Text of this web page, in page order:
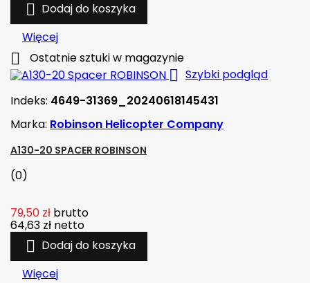
 Dodaj do koszyka
Więcej
 Ostatnie sztuki w magazynie
 Szybki podgląd
Indeks: 4649-31369_20240618145431
Marka: Robinson Helicopter Company
A130-20 SPACER ROBINSON
(0)
79,50 zł brutto
64,63 zł netto
 Dodaj do koszyka
Więcej